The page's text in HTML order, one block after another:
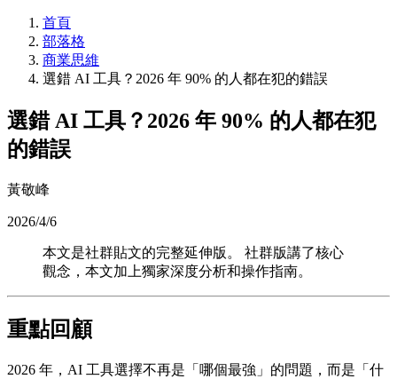
首頁
部落格
商業思維
選錯 AI 工具？2026 年 90% 的人都在犯的錯誤
選錯 AI 工具？2026 年 90% 的人都在犯
的錯誤
黃敬峰
2026/4/6
本文是社群貼文的完整延伸版。 社群版講了核心
觀念，本文加上獨家深度分析和操作指南。
重點回顧
2026 年，AI 工具選擇不再是「哪個最強」的問題，而是「什